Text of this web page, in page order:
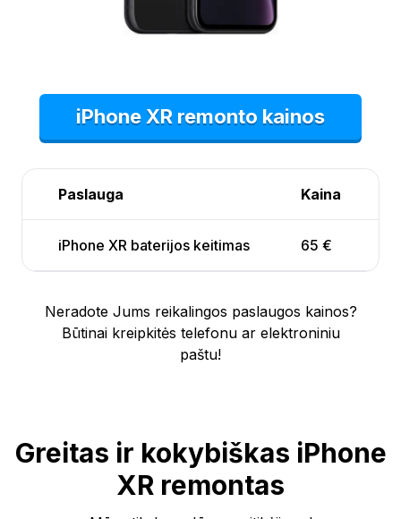
iPhone XR remonto kainos
Paslauga Kaina
iPhone XR baterijos keitimas 65 €
Neradote Jums reikalingos paslaugos kainos?
Būtinai kreipkitės telefonu ar elektroniniu
paštu!
Greitas ir kokybiškas iPhone
XR remontas